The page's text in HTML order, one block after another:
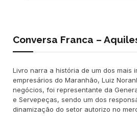
Conversa Franca –
Livro narra a história de um dos mais
empresários do Maranhão, Luiz
negócios, foi representante da
e Servepeças, sendo um dos
dinamização do setor autorizo no